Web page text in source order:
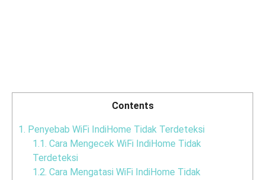
Contents
1. Penyebab WiFi IndiHome Tidak Terdeteksi
1.1. Cara Mengecek WiFi IndiHome Tidak
Terdeteksi
1.2. Cara Mengatasi WiFi IndiHome Tidak